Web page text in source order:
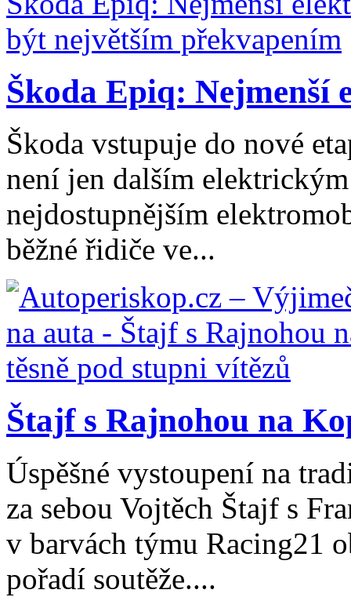
Škoda Epiq: Nejmenší
Škoda vstupuje do nové
není jen dalším
nejdostupnějším
běžné řidiče ve...
Štajf s Rajnohou na
Úspěšné vystoupení na
za sebou Vojtěch Štajf s
v barvách týmu Racing21
pořadí soutěže....